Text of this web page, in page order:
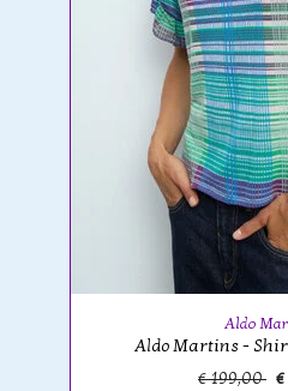
Aldo
Aldo Martins -
€ 199,00